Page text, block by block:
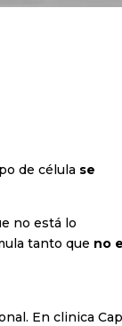
de célula se
no está lo
tanto que no
En clinica